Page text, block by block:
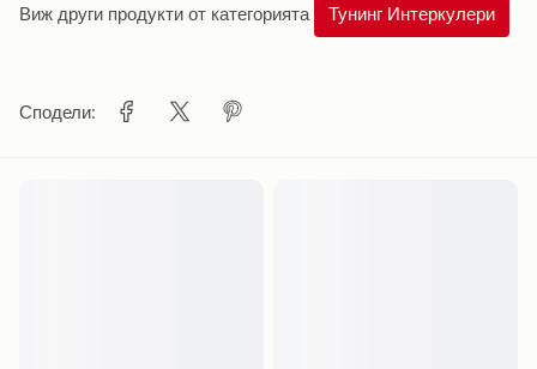
Виж други продукти от категорията Тунинг Интеркулери
Сподели: